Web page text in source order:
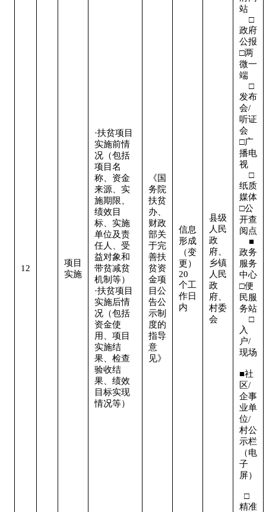
12
项目
实施
·扶贫项目
实施前情
况（包括
项目名
称、资金
来源、实
施期限、
绩效目
标、实施
单位及责
任人、受
益对象和
带贫减贫
机制等）
·扶贫项目
实施后情
况（包括
资金使
用、项目
实施结
果、检查
验收结
果、绩效
目标实现
情况等）
《国
务院
扶贫
办、
财政
部关
于完
善扶
贫资
金项
目公
告公
示制
度的
指导
意
见》
信息
形成
（变
更）
20
个工
作日
内
县级
人民
政
府、
乡镇
人民
政
府、
村委
会
站
□
政府
公报
□两
微一
端
□
发布
会/
听证
会
□广
播电
视
□
纸质
媒体
□公
开查
阅点
■
政务
服务
中心
□便
民服
务站
□
入
户/
现场
■社
区/
企事
业单
位/
村公
示栏
（电
子
屏）
□
精准